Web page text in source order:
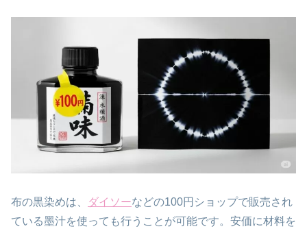
布の黒染めは、 ダイソーなどの100円ショップで販売され
ている墨汁を使っても行うことが可能です。安価に材料を